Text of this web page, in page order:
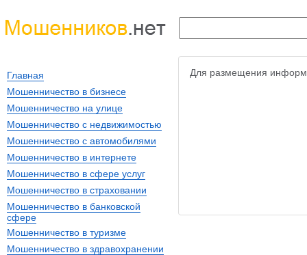
Для размещения
Главная
Мошенничество в бизнесе
Мошенничество на улице
Мошенничество с недвижимостью
Мошенничество с автомобилями
Мошенничество в интернете
Мошенничество в сфере услуг
Мошенничество в страховании
Мошенничество в банковской
сфере
Мошенничество в туризме
Мошенничество в здравохранении